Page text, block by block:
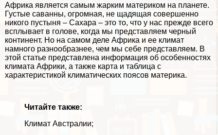
Африка является самым жарким материком на планете.
Густые саванны, огромная, не щадящая совершенно
никого пустыня – Сахара – это то, что у нас прежде всего
всплывает в голове, когда мы представляем черный
континент. Но на самом деле Африка и ее климат
намного разнообразнее, чем мы себе представляем. В
этой статье представлена информация об особенностях
климата Африки, а также карта и таблица с
хаpaктеристикой климатических поясов материка.
Читайте также:
Климат Австралии;